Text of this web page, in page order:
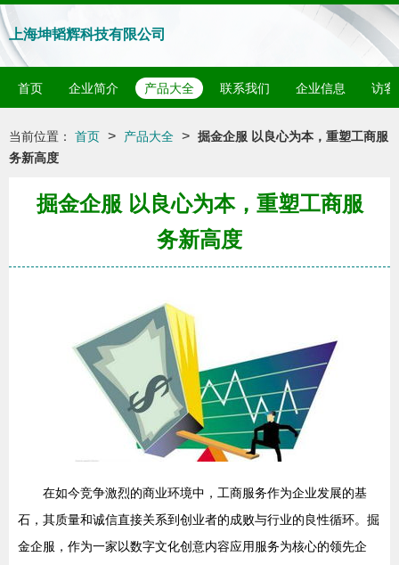
上海坤韬辉科技有限公司
首页 企业简介 产品大全 联系我们 企业信息 访客
当前位置： 首页 > 产品大全 > 掘金企服 以良心为本，重塑工商服
务新高度
掘金企服 以良心为本，重塑工商服
务新高度
在如今竞争激烈的商业环境中，工商服务作为企业发展的基
石，其质量和诚信直接关系到创业者的成败与行业的良性循环。掘
金企服，作为一家以数字文化创意内容应用服务为核心的领先企